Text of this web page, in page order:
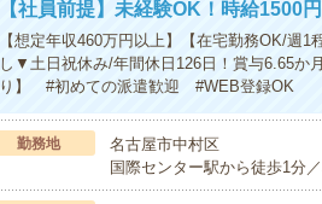
【社員前提】未経験OK！時給1500
【想定年収460万円以上】【在宅勤務OK/週
し▼土日祝休み/年間休日126日！賞与6.65か
り】 #初めての派遣歓迎 #WEB登録OK
勤務地
名古屋市中村区
国際センター駅から徒歩1分